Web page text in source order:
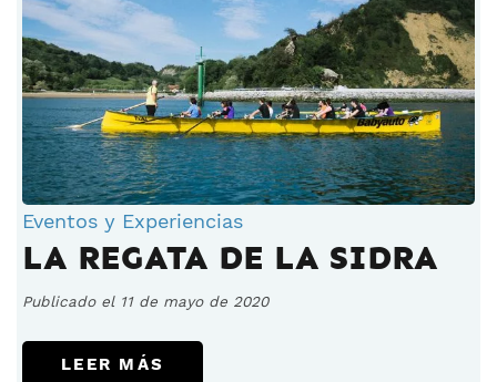
Eventos y Experiencias
LA REGATA DE LA SIDRA
Publicado el 11 de mayo de 2020
LEER MÁS